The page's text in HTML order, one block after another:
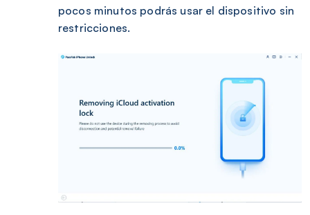
pocos minutos podrás usar el dispositivo sin
restricciones.